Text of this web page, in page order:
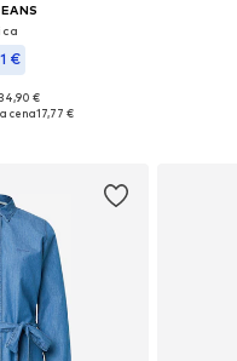
€
XS, S, M, L, XL
€
cena17,77 €